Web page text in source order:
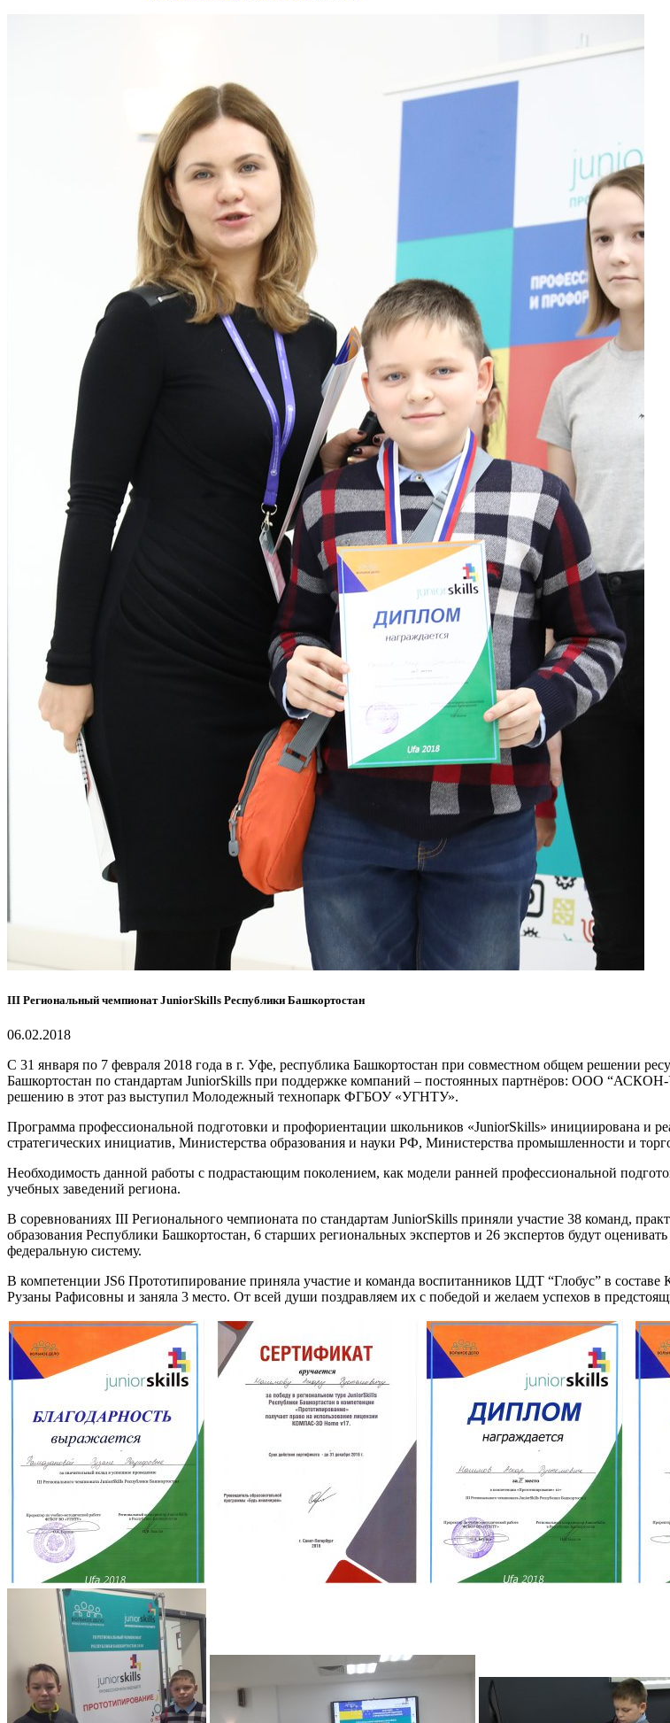
III Региональный чемпионат JuniorSkills Республики Башкортостан
06.02.2018
С 31 января по 7 февраля 2018 года в г. Уфe, республика Башкортостан при совместном общем решении
Башкортостан по стандартам JuniorSkills при поддержке компаний – постоянных партнёров: ООО
решению в этот раз выступил Молодежный технопарк ФГБОУ «УГНТУ».
Программа профессиональной подготовки и профориентации школьников «JuniorSkills» инициирована и
стратегических инициатив, Министерства образования и науки РФ, Министерства промышленности и
Необходимость данной работы с подрастающим поколением, как модели ранней профессиональной
учебных заведений региона.
В соревнованиях III Регионального чемпионата по стандартам JuniorSkills приняли участие 38 команд,
образования Республики Башкортостан, 6 старших региональных экспертов и 26 экспертов будут
федеральную систему.
В компетенции JS6 Прототипирование приняла участие и команда воспитанников ЦДТ “Глобус” в
Рузаны Рафисовны и заняла 3 место. От всей души поздравляем их с победой и желаем успехов в